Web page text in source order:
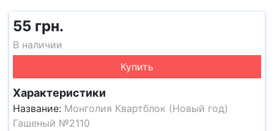
55 грн.
В наличии
Купить
Характеристики
Название: Монголия Квартблок (Новый год)
Гашеный №2110